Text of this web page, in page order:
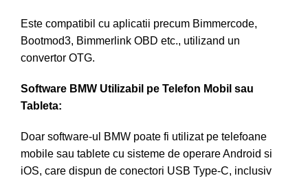
Este compatibil cu aplicatii precum Bimmercode,
Bootmod3, Bimmerlink OBD etc., utilizand un
convertor OTG.
Software BMW Utilizabil pe Telefon Mobil sau
Tableta:
Doar software-ul BMW poate fi utilizat pe telefoane
mobile sau tablete cu sisteme de operare Android si
iOS, care dispun de conectori USB Type-C, inclusiv